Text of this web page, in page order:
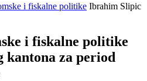
i fiskalne politike Ibrahim Slipic
i fiskalne politike
kantona za period